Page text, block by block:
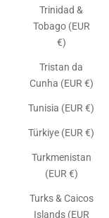
Trinidad &
Tobago (EUR
€)
Tristan da
Cunha (EUR €)
Tunisia (EUR €)
Türkiye (EUR €)
Turkmenistan
(EUR €)
Turks & Caicos
Islands (EUR